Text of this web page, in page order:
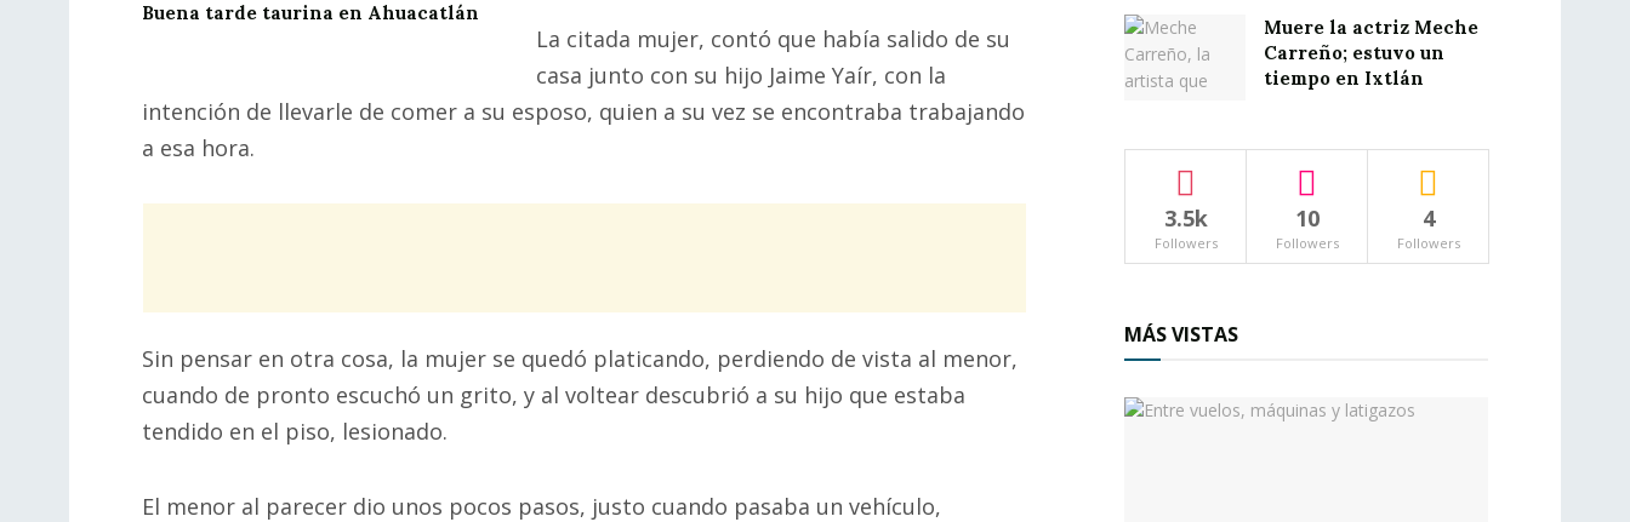
Buena tarde taurina en Ahuacatlán
La citada mujer, contó que había salido de su
casa junto con su hijo Jaime Yaír, con la
intención de llevarle de comer a su esposo, quien a su vez se encontraba trabajando
a esa hora.
Sin pensar en otra cosa, la mujer se quedó platicando, perdiendo de vista al menor,
cuando de pronto escuchó un grito, y al voltear descubrió a su hijo que estaba
tendido en el piso, lesionado.
El menor al parecer dio unos pocos pasos, justo cuando pasaba un vehículo,
Muere la actriz Meche
Carreño; estuvo un
tiempo en Ixtlán
3.5k
Followers
10
Followers
4
Followers
MÁS VISTAS